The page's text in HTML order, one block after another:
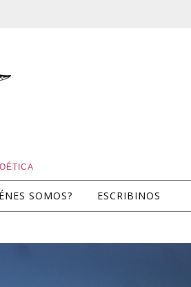
SOMOS? ESCRIBINOS